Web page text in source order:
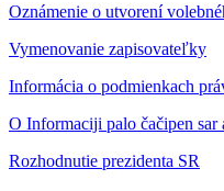
Oznámenie o utvorení
Vymenovanie zapisovateľky
Informácia o podmienkach
O Informaciji palo čačipen
Rozhodnutie prezidenta SR